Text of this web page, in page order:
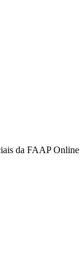
da FAAP Online